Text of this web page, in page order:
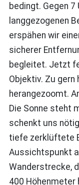
bedingt. Gegen 7
langgezogenen
erspähen wir
sicherer
begleitet. Jetzt
Objektiv. Zu
herangezoomt.
Die Sonne steht
schenkt uns
tiefe zerklüftete
Aussichtspunkt
Wanderstrecke,
400 Höhenmeter